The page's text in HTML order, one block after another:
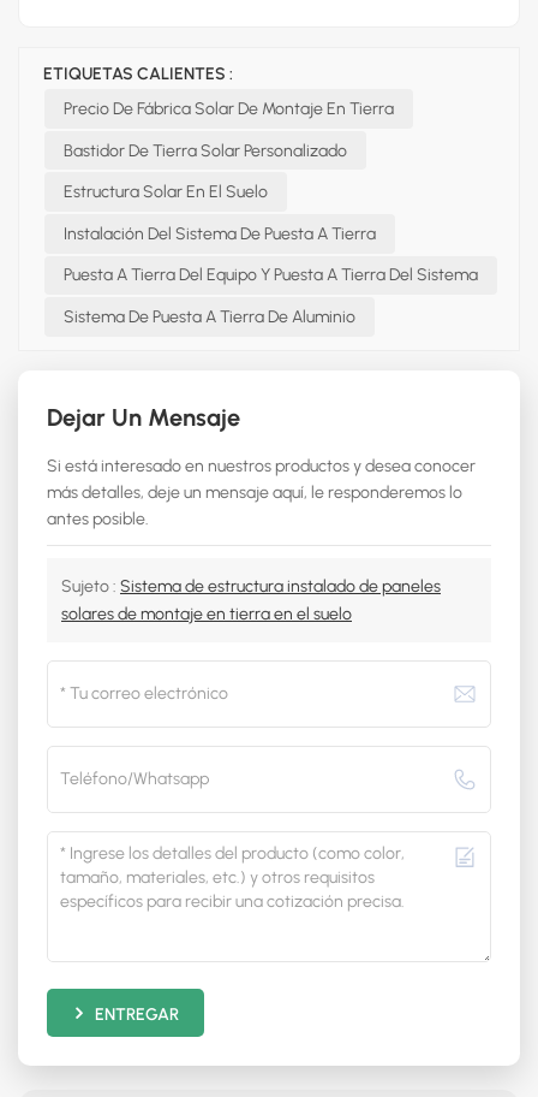
ETIQUETAS CALIENTES :
Precio De Fábrica Solar De Montaje En Tierra
Bastidor De Tierra Solar Personalizado
Estructura Solar En El Suelo
Instalación Del Sistema De Puesta A Tierra
Puesta A Tierra Del Equipo Y Puesta A Tierra Del Sistema
Sistema De Puesta A Tierra De Aluminio
Dejar Un Mensaje
Si está interesado en nuestros productos y desea conocer
más detalles, deje un mensaje aquí, le responderemos lo
antes posible.
Sujeto : Sistema de estructura instalado de paneles
solares de montaje en tierra en el suelo
ENTREGAR